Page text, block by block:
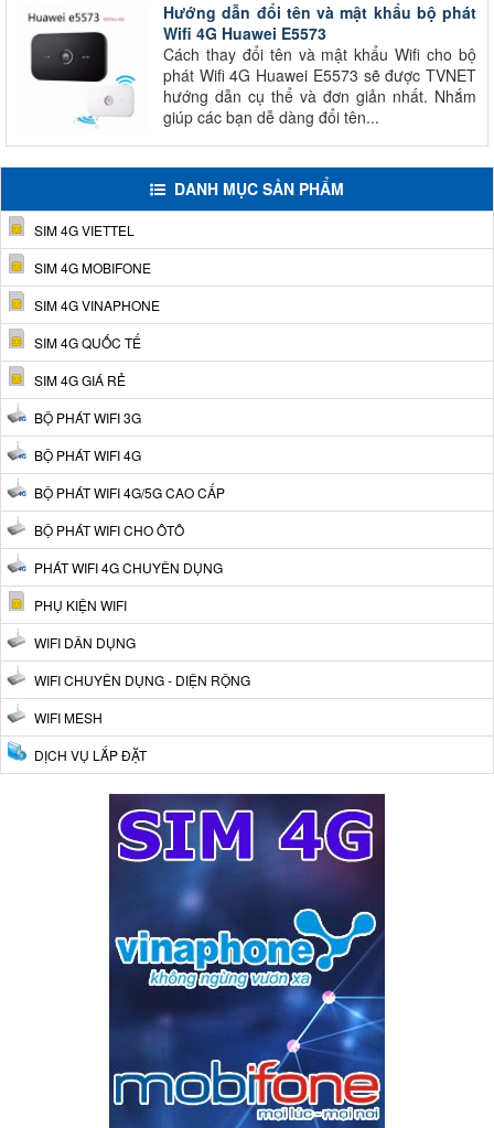
Hướng dẫn đổi tên và mật khẩu bộ phát
Wifi 4G Huawei E5573
Cách thay đổi tên và mật khẩu Wifi cho bộ
phát Wifi 4G Huawei E5573 sẽ được TVNET
hướng dẫn cụ thể và đơn giản nhất. Nhắm
giúp các bạn dễ dàng đổi tên...
DANH MỤC SẢN PHẨM
SIM 4G VIETTEL
SIM 4G MOBIFONE
SIM 4G VINAPHONE
SIM 4G QUỐC TẾ
SIM 4G GIÁ RẺ
BỘ PHÁT WIFI 3G
BỘ PHÁT WIFI 4G
BỘ PHÁT WIFI 4G/5G CAO CẤP
BỘ PHÁT WIFI CHO ÔTÔ
PHÁT WIFI 4G CHUYÊN DỤNG
PHỤ KIỆN WIFI
WIFI DÂN DỤNG
WIFI CHUYÊN DỤNG - DIỆN RỘNG
WIFI MESH
DỊCH VỤ LẮP ĐẶT